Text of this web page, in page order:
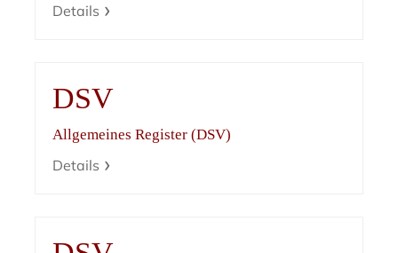
Details
DSV
Allgemeines Register (DSV)
Details